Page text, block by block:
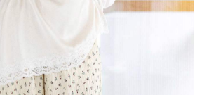
後，可選擇「超商條碼／台灣大直營門市／銀行轉
」等通路繳費。
大股份有限公司」（以下簡稱本公司）所提供，讓
服務購買商品或服務，並由商店將買賣／分期付款
後，依約使用本公司帳單繳交帳款。
先享後付」後，將跳轉至「AFTEE先享後付」
並確認金額後，即可完成結帳。
將收到繳費通知簡訊。
14天內，點擊此簡訊中的連結，可透過四大超商／
方式進行付款，方視為交易完成。
當下不需立刻繳費，但若您需要取消訂單，請聯絡
家同意取消之訂單仍視為有效，需透過AFTEE先享
含以上)免運費
含以上)免運費